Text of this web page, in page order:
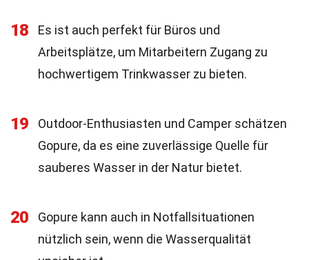
18
Es ist auch perfekt für Büros und
Arbeitsplätze, um Mitarbeitern Zugang zu
hochwertigem Trinkwasser zu bieten.
19
Outdoor-Enthusiasten und Camper schätzen
Gopure, da es eine zuverlässige Quelle für
sauberes Wasser in der Natur bietet.
20
Gopure kann auch in Notfallsituationen
nützlich sein, wenn die Wasserqualität